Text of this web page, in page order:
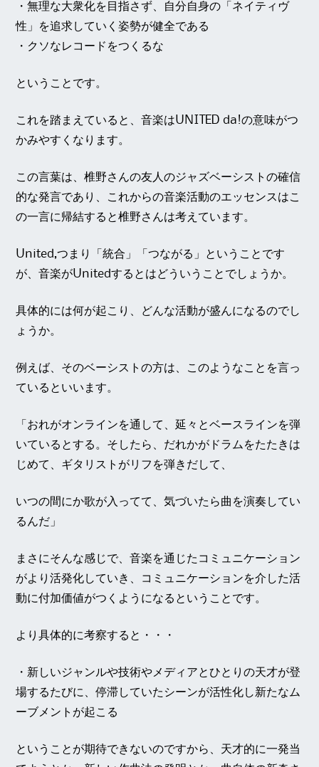
・無理な大衆化を目指さず、自分自身の「ネイティヴ
性」を追求していく姿勢が健全である
・クソなレコードをつくるな
ということです。
これを踏まえていると、音楽はUNITED da!の意味がつ
かみやすくなります。
この言葉は、椎野さんの友人のジャズベーシストの確信
的な発言であり、これからの音楽活動のエッセンスはこ
の一言に帰結すると椎野さんは考えています。
United,つまり「統合」「つながる」ということです
が、音楽がUnitedするとはどういうことでしょうか。
具体的には何が起こり、どんな活動が盛んになるのでし
ょうか。
例えば、そのベーシストの方は、このようなことを言っ
ているといいます。
「おれがオンラインを通して、延々とベースラインを弾
いているとする。そしたら、だれかがドラムをたたきは
じめて、ギタリストがリフを弾きだして、
いつの間にか歌が入ってて、気づいたら曲を演奏してい
るんだ」
まさにそんな感じで、音楽を通じたコミュニケーション
がより活発化していき、コミュニケーションを介した活
動に付加価値がつくようになるということです。
より具体的に考察すると・・・
・新しいジャンルや技術やメディアとひとりの天才が登
場するたびに、停滞していたシーンが活性化し新たなム
ーブメントが起こる
ということが期待できないのですから、天才的に一発当